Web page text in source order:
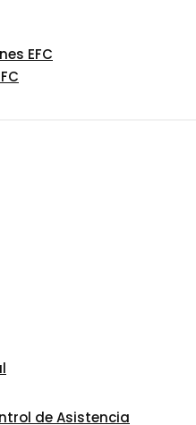
EFC
de Asistencia